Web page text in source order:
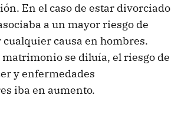
En el caso de estar divorciado
a un mayor riesgo de
causa en hombres.
matrimonio se diluía, el riesgo de
y enfermedades
iba en aumento.